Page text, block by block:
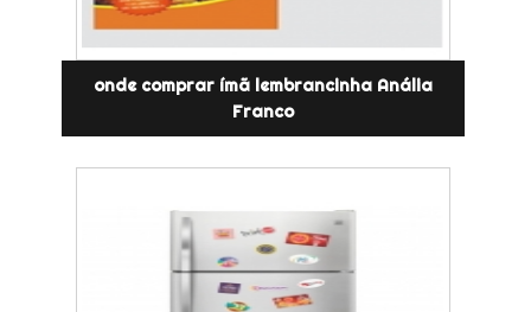
onde comprar ímã lembrancinha Anália
Franco